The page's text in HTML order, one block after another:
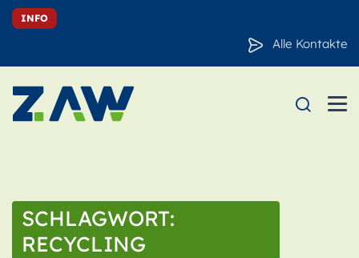
INFO
Alle Kontakte
SCHLAGWORT:
RECYCLING